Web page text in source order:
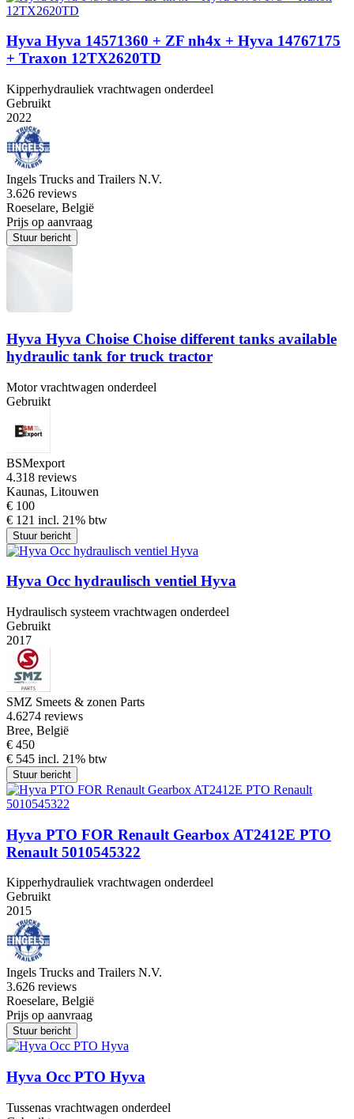
Hyva Hyva 14571360 + ZF nh4x + Hyva 14767175
+ Traxon 12TX2620TD
Kipperhydrauliek vrachtwagen onderdeel
Gebruikt
2022
Ingels Trucks and Trailers N.V.
3.626 reviews
Roeselare, België
Prijs op aanvraag
Stuur bericht
Hyva Hyva Choise Choise different tanks available
hydraulic tank for truck tractor
Motor vrachtwagen onderdeel
Gebruikt
BSMexport
4.318 reviews
Kaunas, Litouwen
€ 100
€ 121 incl. 21% btw
Stuur bericht
Hyva Occ hydraulisch ventiel Hyva
Hydraulisch systeem vrachtwagen onderdeel
Gebruikt
2017
SMZ Smeets & zonen Parts
4.6274 reviews
Bree, België
€ 450
€ 545 incl. 21% btw
Stuur bericht
Hyva PTO FOR Renault Gearbox AT2412E PTO
Renault 5010545322
Kipperhydrauliek vrachtwagen onderdeel
Gebruikt
2015
Ingels Trucks and Trailers N.V.
3.626 reviews
Roeselare, België
Prijs op aanvraag
Stuur bericht
Hyva Occ PTO Hyva
Tussenas vrachtwagen onderdeel